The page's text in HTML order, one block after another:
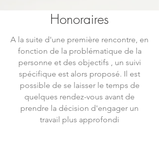
Honoraires
A la suite d'une première rencontre, en
fonction de la problématique de la
personne et des objectifs , un suivi
spécifique est alors proposé. Il est
possible de se laisser le temps de
quelques rendez-vous avant de
prendre la décision d'engager un
travail plus approfondi